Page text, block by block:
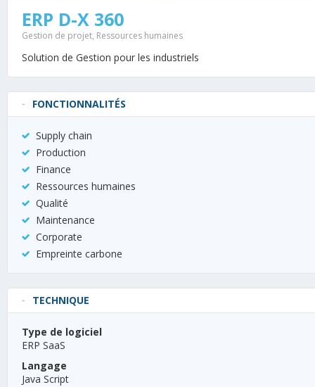
ERP D-X 360
Gestion de projet, Ressources humaines
Solution de Gestion pour les industriels
FONCTIONNALITÉS
Supply chain
Production
Finance
Ressources humaines
Qualité
Maintenance
Corporate
Empreinte carbone
TECHNIQUE
Type de logiciel
ERP SaaS
Langage
Java Script